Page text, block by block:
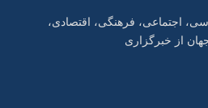
اجتماعی، فرهنگی، اقتصادی،
از خبرگزاری